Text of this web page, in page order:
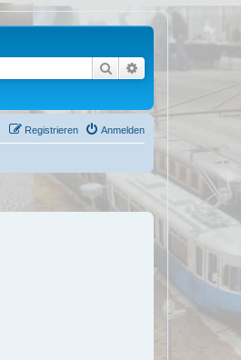
Suche Erweiterte Suche
Anmelden
Registrieren